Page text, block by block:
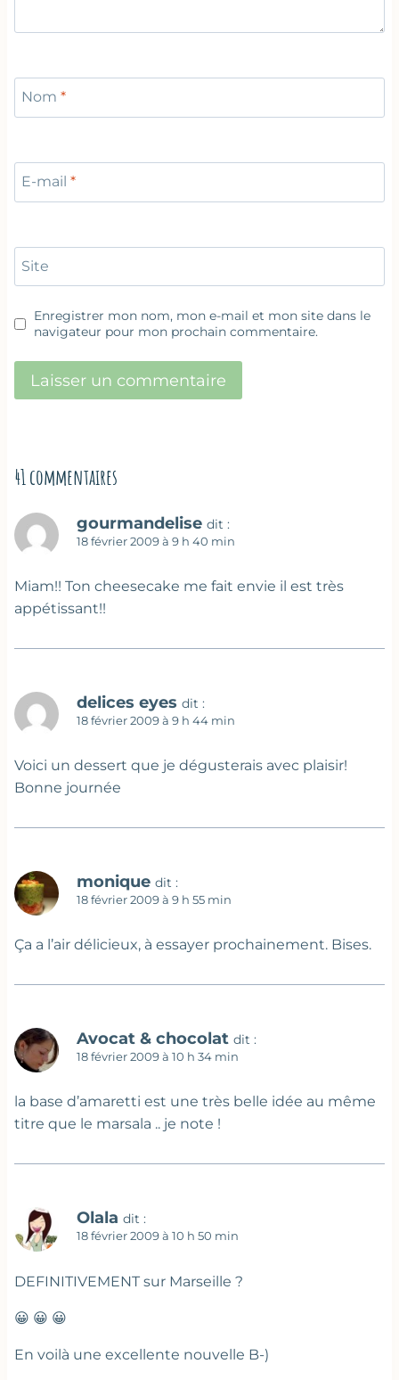
Nom *
E-mail *
Site
Enregistrer mon nom, mon e-mail et mon site dans le
navigateur pour mon prochain commentaire.
41 commentaires
gourmandelise dit :
18 février 2009 à 9 h 40 min
Miam!! Ton cheesecake me fait envie il est très
appétissant!!
delices eyes dit :
18 février 2009 à 9 h 44 min
Voici un dessert que je dégusterais avec plaisir!
Bonne journée
monique dit :
18 février 2009 à 9 h 55 min
Ça a l’air délicieux, à essayer prochainement. Bises.
Avocat & chocolat dit :
18 février 2009 à 10 h 34 min
la base d’amaretti est une très belle idée au même
titre que le marsala .. je note !
Olala dit :
18 février 2009 à 10 h 50 min
DEFINITIVEMENT sur Marseille ?
😀 😀 😀
En voilà une excellente nouvelle B-)